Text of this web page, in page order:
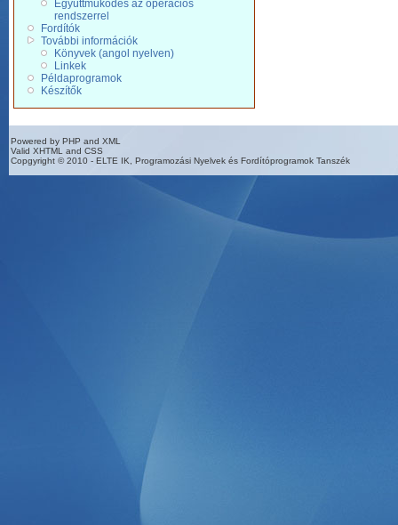
Együttműködés az operációs
rendszerrel
Fordítók
További információk
Könyvek (angol nyelven)
Linkek
Példaprogramok
Készítők
Powered by PHP and XML
Valid XHTML and CSS
Copgyright © 2010 - ELTE IK, Programozási Nyelvek és Fordítóprogramok Tanszék